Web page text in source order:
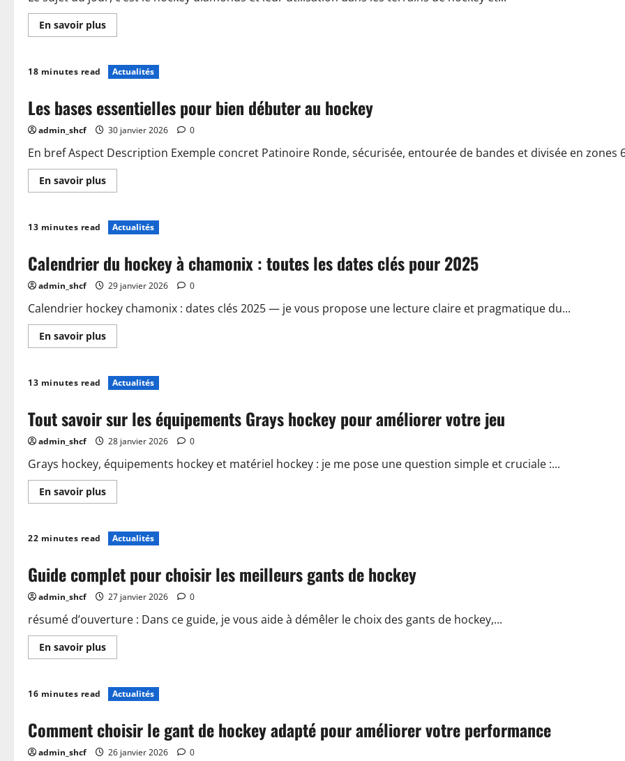
En savoir plusEn
savoir
Tout
savoir
sur
hockey
diamonds
leur
18 minutes read Actualités
Les bases essentielles pour bien débuter au hockey
admin_shcf 30 janvier 2026 0
En bref Aspect Description Exemple concret Patinoire Ronde, sécurisée, entourée de bandes et divisée en zones
En savoir plusEn
savoir
Les
bases
essentielles
bien
débuter
hockey
13 minutes read Actualités
Calendrier du hockey à chamonix : toutes les dates clés pour 2025
admin_shcf 29 janvier 2026 0
Calendrier hockey chamonix : dates clés 2025 — je vous propose une lecture claire et pragmatique du...
En savoir plusEn
savoir
Calendrier
du
hockey
chamonix
:
les
clés
pour
2025
13 minutes read Actualités
Tout savoir sur les équipements Grays hockey pour améliorer votre jeu
admin_shcf 28 janvier 2026 0
Grays hockey, équipements hockey et matériel hockey : je me pose une question simple et cruciale :...
En savoir plusEn
savoir
Tout
savoir
sur
équipements
Grays
hockey
pour
votre
jeu
22 minutes read Actualités
Guide complet pour choisir les meilleurs gants de hockey
admin_shcf 27 janvier 2026 0
résumé d’ouverture : Dans ce guide, je vous aide à démêler le choix des gants de hockey,...
En savoir plusEn
savoir
Guide
complet
pour
les
meilleurs
de
16 minutes read Actualités
Comment choisir le gant de hockey adapté pour améliorer votre performance
admin_shcf 26 janvier 2026 0